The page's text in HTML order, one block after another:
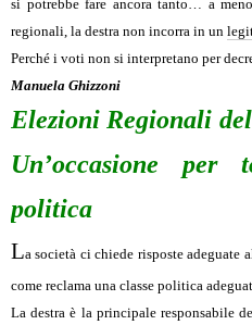
si potrebbe fare ancora tanto… a
regionali, la destra non incorra in un
Perché i voti non si interpretano per
Manuela Ghizzoni
Elezioni Regionali
Un’occasione per
politica
La società ci chiede risposte adeguate
come reclama una classe politica
La destra è la principale responsabile